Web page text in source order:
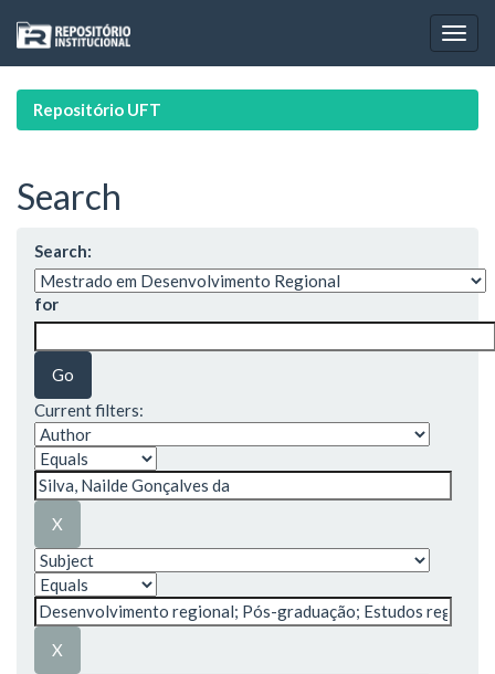
navigation
Repositório UFT
Search
Search:
for
Current filters: